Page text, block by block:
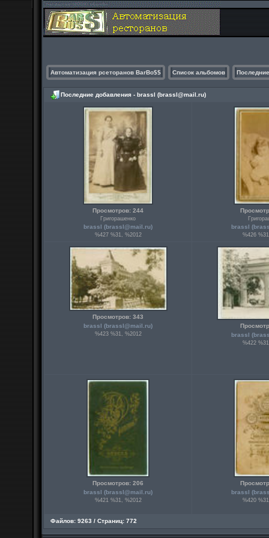
Автоматизация рсеторанов BarBo$$ Список альбомов
Последние добавления - brassl (brassl@mail.ru)
Просмотров: 244
Григорашенко
brassl (brassl@mail.ru)
%427 %31, %2012
brassl (
%426
Просмотров: 343
brassl (brassl@mail.ru)
%423 %31, %2012
brassl (
%422
Просмотров: 206
brassl (brassl@mail.ru)
%421 %31, %2012
brassl (
%420
Файлов: 9263 / Страниц: 772